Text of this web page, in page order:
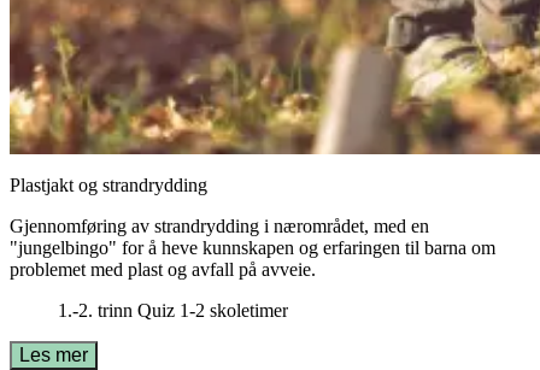
Plastjakt og strandrydding
Gjennomføring av strandrydding i nærområdet, med en
"jungelbingo" for å heve kunnskapen og erfaringen til barna om
problemet med plast og avfall på avveie.
1.-2. trinn Quiz 1-2 skoletimer
Les mer